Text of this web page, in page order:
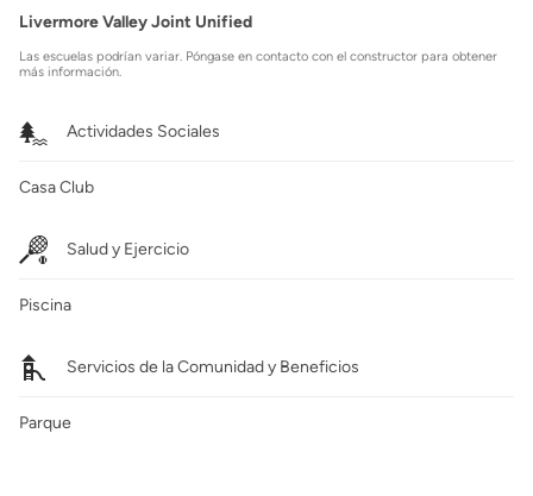
Livermore Valley Joint Unified
Las escuelas podrían variar. Póngase en contacto con el constructor para obtener
más información.
Actividades Sociales
Casa Club
Salud y Ejercicio
Piscina
Servicios de la Comunidad y Beneficios
Parque